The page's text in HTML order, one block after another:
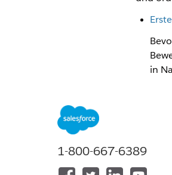
in
1-800-667-6389